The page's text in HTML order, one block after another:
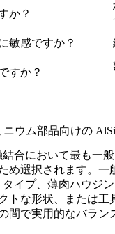
か？
敏感ですか？
すか？
ウム部品向けの
合において最も一
め選択されます。
イプ、薄肉ハウジ
トな形状、または
間で実用的なバラン